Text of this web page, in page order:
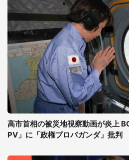
高市首相の被災地視察動画が炎上
PV」に「政権プロパガンダ」批判